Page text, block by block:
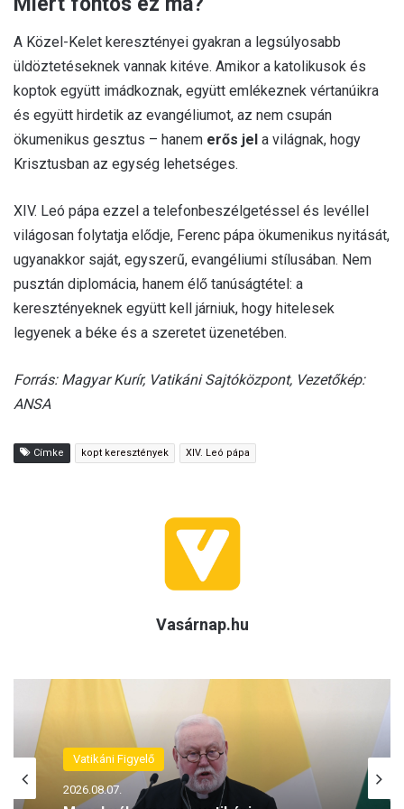
A Közel-Kelet keresztényei gyakran a legsúlyosabb
üldöztetéseknek vannak kitéve. Amikor a katolikusok és
koptok együtt imádkoznak, együtt emlékeznek vértanúikra
és együtt hirdetik az evangéliumot, az nem csupán
ökumenikus gesztus – hanem erős jel a világnak, hogy
Krisztusban az egység lehetséges.
XIV. Leó pápa ezzel a telefonbeszélgetéssel és levéllel
világosan folytatja elődje, Ferenc pápa ökumenikus nyitását,
ugyanakkor saját, egyszerű, evangéliumi stílusában. Nem
pusztán diplomácia, hanem élő tanúságtétel: a
keresztényeknek együtt kell járniuk, hogy hitelesek
legyenek a béke és a szeretet üzenetében.
Forrás: Magyar Kurír, Vatikáni Sajtóközpont, Vezetőkép:
ANSA
Címke kopt keresztények XIV. Leó pápa
Vasárnap.hu
Vatikáni Figyelő
2026.08.07.